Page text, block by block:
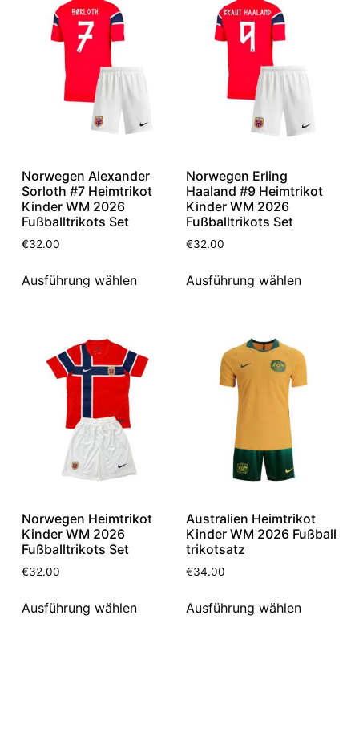
Norwegen Alexander
Sorloth #7 Heimtrikot
Kinder WM 2026
Fußballtrikots Set
€32.00
Ausführung wählen
Norwegen Erling
Haaland #9 Heimtrikot
Kinder WM 2026
Fußballtrikots Set
€32.00
Ausführung wählen
Norwegen Heimtrikot
Kinder WM 2026
Fußballtrikots Set
€32.00
Ausführung wählen
Australien Heimtrikot
Kinder WM 2026 Fußball
trikotsatz
€34.00
Ausführung wählen